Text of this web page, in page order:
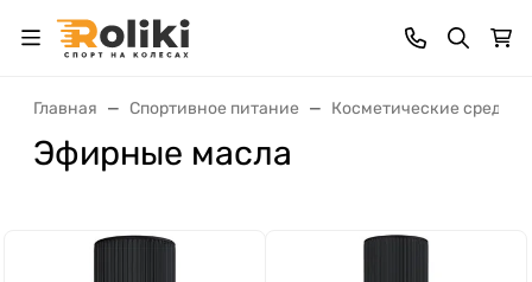
Главная Спортивное питание Косметические
Эфирные масла